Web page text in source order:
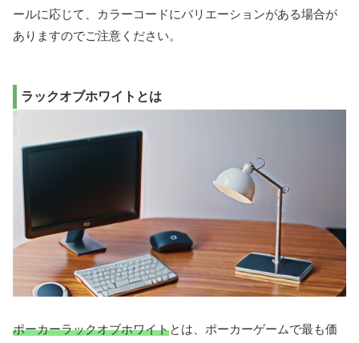
ールに応じて、カラーコードにバリエーションがある場合が
ありますのでご注意ください。
ラックオブホワイトとは
ポーカーラックオブホワイトとは、ポーカーゲームで最も価